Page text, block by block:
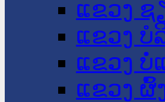
ແຂວງ ຊ
ແຂວງ ບໍ
ແຂວງ ບໍ່
ແຂວງ ຜົ້